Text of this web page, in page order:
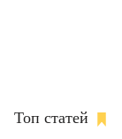
Топ статей